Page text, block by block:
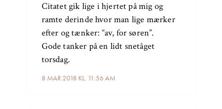
8 MAR 2018 KL. 11:56 AM
Citatet gik lige i hjertet på mig og
ramte derinde hvor man lige mærker
efter og tænker: “av, for søren”.
Gode tanker på en lidt snetåget
torsdag.